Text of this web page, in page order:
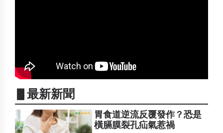
▋最新新聞
胃食道逆流反覆發作？恐是
橫膈膜裂孔疝氣惹禍